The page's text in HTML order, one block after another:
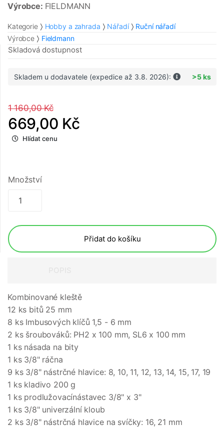
Výrobce: FIELDMANN
Kategorie Hobby a zahrada Nářadí
Ruční nářadí
Výrobce
Fieldmann
Skladová dostupnost
Skladem u dodavatele (expedice až 3.8. 2026): >5 ks
1 160,00 Kč
669,00 Kč
Hlídat cenu
Množství
Přidat do košíku
Kombinované kleště
12 ks bitů 25 mm
8 ks Imbusových klíčů 1,5 - 6 mm
2 ks šroubováků: PH2 x 100 mm, SL6 x 100 mm
1 ks násada na bity
1 ks 3/8" ráčna
9 ks 3/8" nástrčné hlavice: 8, 10, 11, 12, 13, 14, 15, 17, 19
1 ks kladivo 200 g
1 ks prodlužovacínástavec 3/8" x 3"
1 ks 3/8" univerzální kloub
2 ks 3/8" nástrčná hlavice na svíčky: 16, 21 mm